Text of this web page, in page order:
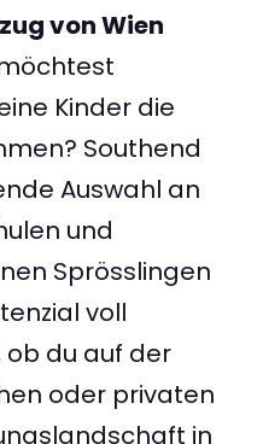
von Wien
Kinder die
Southend
Auswahl an
und
Sprösslingen
voll
ob du auf der
oder privaten
in